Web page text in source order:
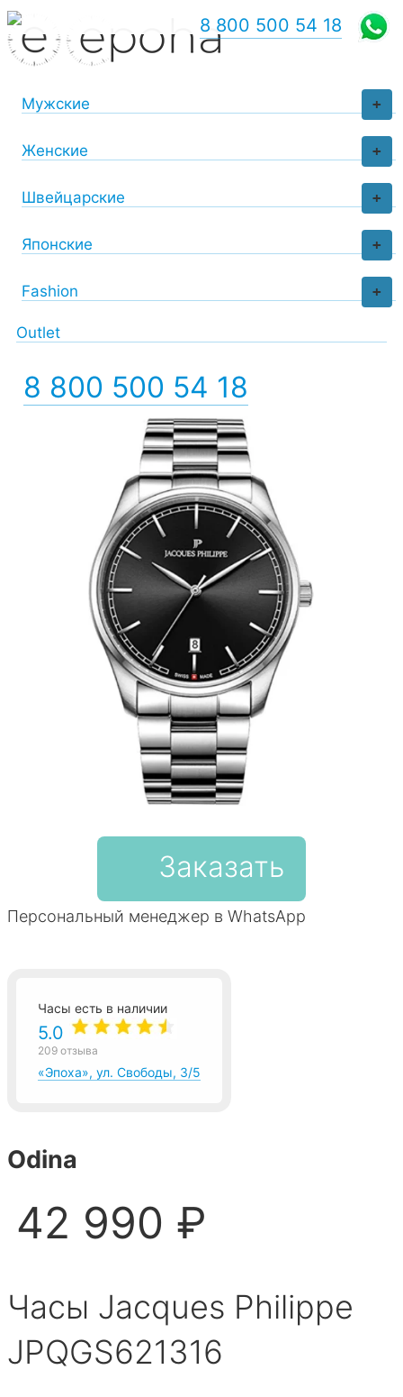
+
Мужские
+
Женские
+
Швейцарские
+
Японские
+
Fashion
Outlet
8 800 500 54 18
8 800 500 54 18
Заказать
Персональный менеджер в WhatsApp
Часы есть в наличии
5.0
209 отзыва
«Эпоха», ул. Свободы, 3/5
Odina
42 990 ₽
Часы Jacques Philippe
JPQGS621316